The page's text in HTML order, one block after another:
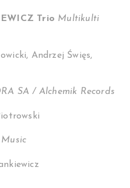
Trio Multikulti
Andrzej Święs,
SA / Alchemik Records